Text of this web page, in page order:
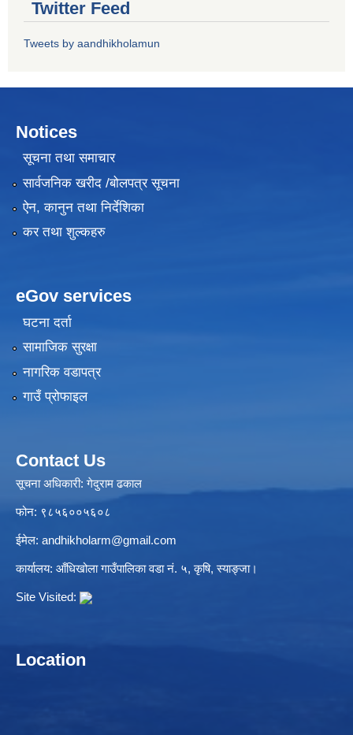
Twitter Feed
Tweets by aandhikholamun
Notices
सूचना तथा समाचार
सार्वजनिक खरीद /बोलपत्र सूचना
ऐन, कानुन तथा निर्देशिका
कर तथा शुल्कहरु
eGov services
घटना दर्ता
सामाजिक सुरक्षा
नागरिक वडापत्र
गाउँ प्रोफाइल
Contact Us
सूचना अधिकारी: गेदुराम ढकाल
फोन: ९८५६००५६०८
ईमेल: andhikholarm@gmail.com
कार्यालय: आँधिखोला गाउँपालिका वडा नं. ५, कृषि, स्याङ्जा।
Site Visited:
Location